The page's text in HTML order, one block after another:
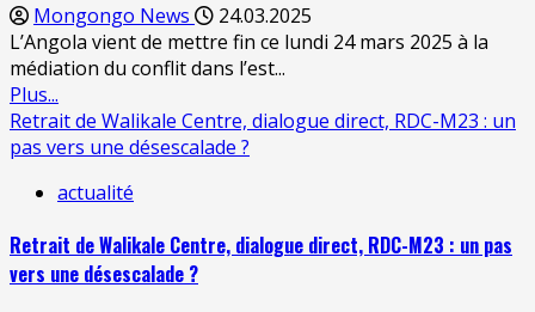
Mongongo News
24.03.2025
L’Angola vient de mettre fin ce lundi 24 mars 2025 à la
médiation du conflit dans l’est...
Plus...
Retrait de Walikale Centre, dialogue direct, RDC-M23 : un
pas vers une désescalade ?
actualité
Retrait de Walikale Centre, dialogue direct, RDC-M23 : un pas
vers une désescalade ?